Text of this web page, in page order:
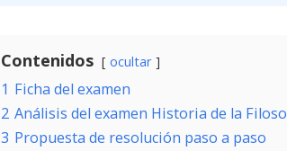
Contenidos ocultar
1 Ficha del examen
2 Análisis del examen Historia de la
3 Propuesta de resolución paso a paso